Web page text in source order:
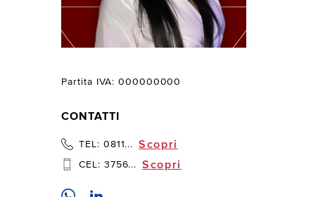
Partita IVA: 000000000
CONTATTI
TEL: 0811... Scopri
CEL: 3756... Scopri